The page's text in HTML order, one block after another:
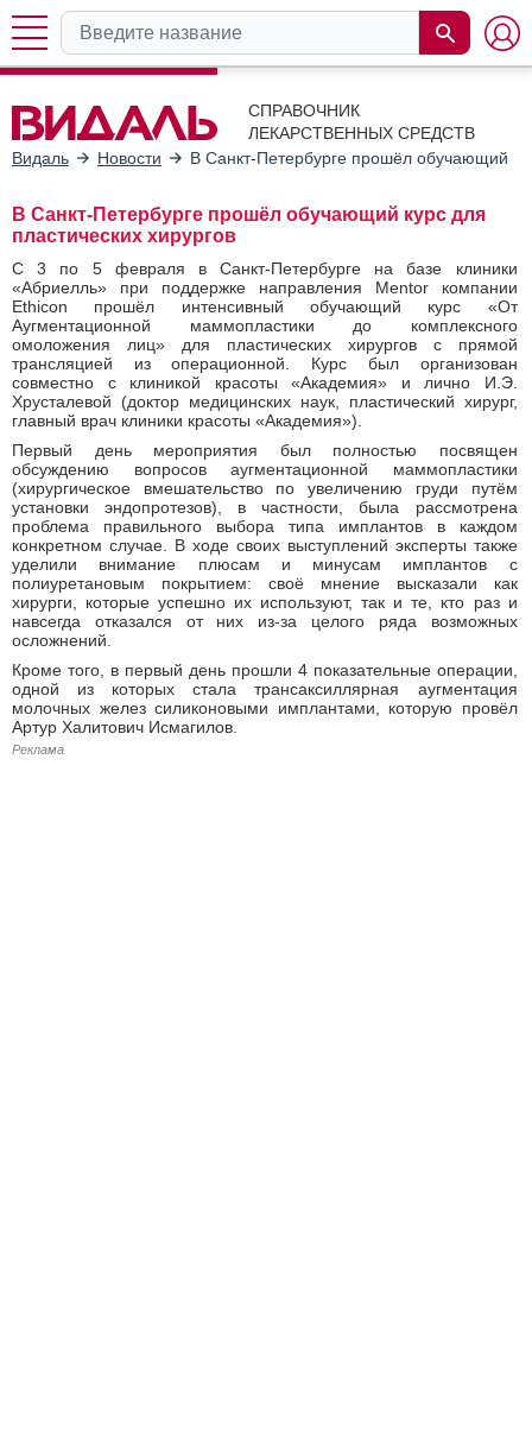
СПРАВОЧНИК
ЛЕКАРСТВЕННЫХ СРЕДСТВ
Видаль
Новости В Санкт-Петербурге прошёл обучающий
В Санкт-Петербурге прошёл обучающий курс для
пластических хирургов
С 3 по 5 февраля в Санкт-Петербурге на базе клиники
«Абриелль» при поддержке направления Mentor компании
Ethicon прошёл интенсивный обучающий курс «От
Аугментационной маммопластики до комплексного
омоложения лиц» для пластических хирургов с прямой
трансляцией из операционной. Курс был организован
совместно с клиникой красоты «Академия» и лично И.Э.
Хрусталевой (доктор медицинских наук, пластический хирург,
главный врач клиники красоты «Академия»).
Первый день мероприятия был полностью посвящен
обсуждению вопросов аугментационной маммопластики
(хирургическое вмешательство по увеличению груди путём
установки эндопротезов), в частности, была рассмотрена
проблема правильного выбора типа имплантов в каждом
конкретном случае. В ходе своих выступлений эксперты также
уделили внимание плюсам и минусам имплантов с
полиуретановым покрытием: своё мнение высказали как
хирурги, которые успешно их используют, так и те, кто раз и
навсегда отказался от них из-за целого ряда возможных
осложнений.
Кроме того, в первый день прошли 4 показательные операции,
одной из которых стала трансаксиллярная аугментация
молочных желез силиконовыми имплантами, которую провёл
Артур Халитович Исмагилов.
Реклама